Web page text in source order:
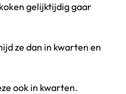
gelijktijdig gaar
vinken
ze dan in kwarten en
vinken
ook in kwarten.